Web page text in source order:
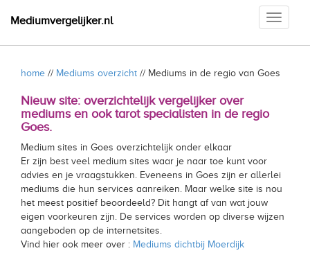
Toggle
Mediumvergelijker.nl
home // Mediums overzicht // Mediums in de regio van Goes
Nieuw site: overzichtelijk vergelijker over
mediums en ook tarot specialisten in de regio
Goes.
Medium sites in Goes overzichtelijk onder elkaar
Er zijn best veel medium sites waar je naar toe kunt voor
advies en je vraagstukken. Eveneens in Goes zijn er allerlei
mediums die hun services aanreiken. Maar welke site is nou
het meest positief beoordeeld? Dit hangt af van wat jouw
eigen voorkeuren zijn. De services worden op diverse wijzen
aangeboden op de internetsites.
Vind hier ook meer over : Mediums dichtbij Moerdijk